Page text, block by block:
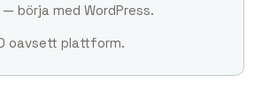
börja med WordPress.
oavsett plattform.